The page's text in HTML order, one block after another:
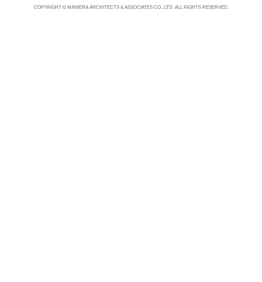
COPYRIGHT © MANIERA ARCHITECTS & ASSOCIATES CO., LTD. ALL RIGHTS RESERVED.